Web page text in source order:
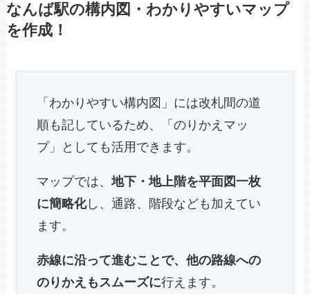
なんば駅の構内図・わかりやすいマップ
を作成！
「わかりやすい構内図」には改札間の道
順も記しているため、「のりかえマッ
プ」としても活用できます。
マップでは、地下・地上階を平面図一枚
に簡略化し、通路、階段なども加えてい
ます。
赤線に沿って進むことで、他の路線への
のりかえもスムーズに行えます。